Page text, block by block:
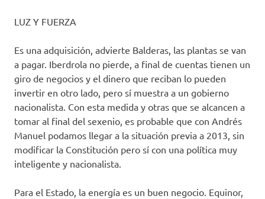
LUZ Y FUERZA
Es una adquisición, advierte Balderas, las plantas se van
a pagar. Iberdrola no pierde, a final de cuentas tienen un
giro de negocios y el dinero que reciban lo pueden
invertir en otro lado, pero sí muestra a un gobierno
nacionalista. Con esta medida y otras que se alcancen a
tomar al final del sexenio, es probable que con Andrés
Manuel podamos llegar a la situación previa a 2013, sin
modificar la Constitución pero sí con una política muy
inteligente y nacionalista.
Para el Estado, la energía es un buen negocio. Equinor,